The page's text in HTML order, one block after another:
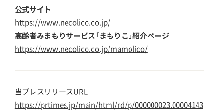
公式サイト
https://www.necolico.co.jp/
高齢者みまもりサービス「まもりこ」紹介ページ
https://www.necolico.co.jp/mamolico/
当プレスリリースURL
https://prtimes.jp/main/html/rd/p/000000023.00004143